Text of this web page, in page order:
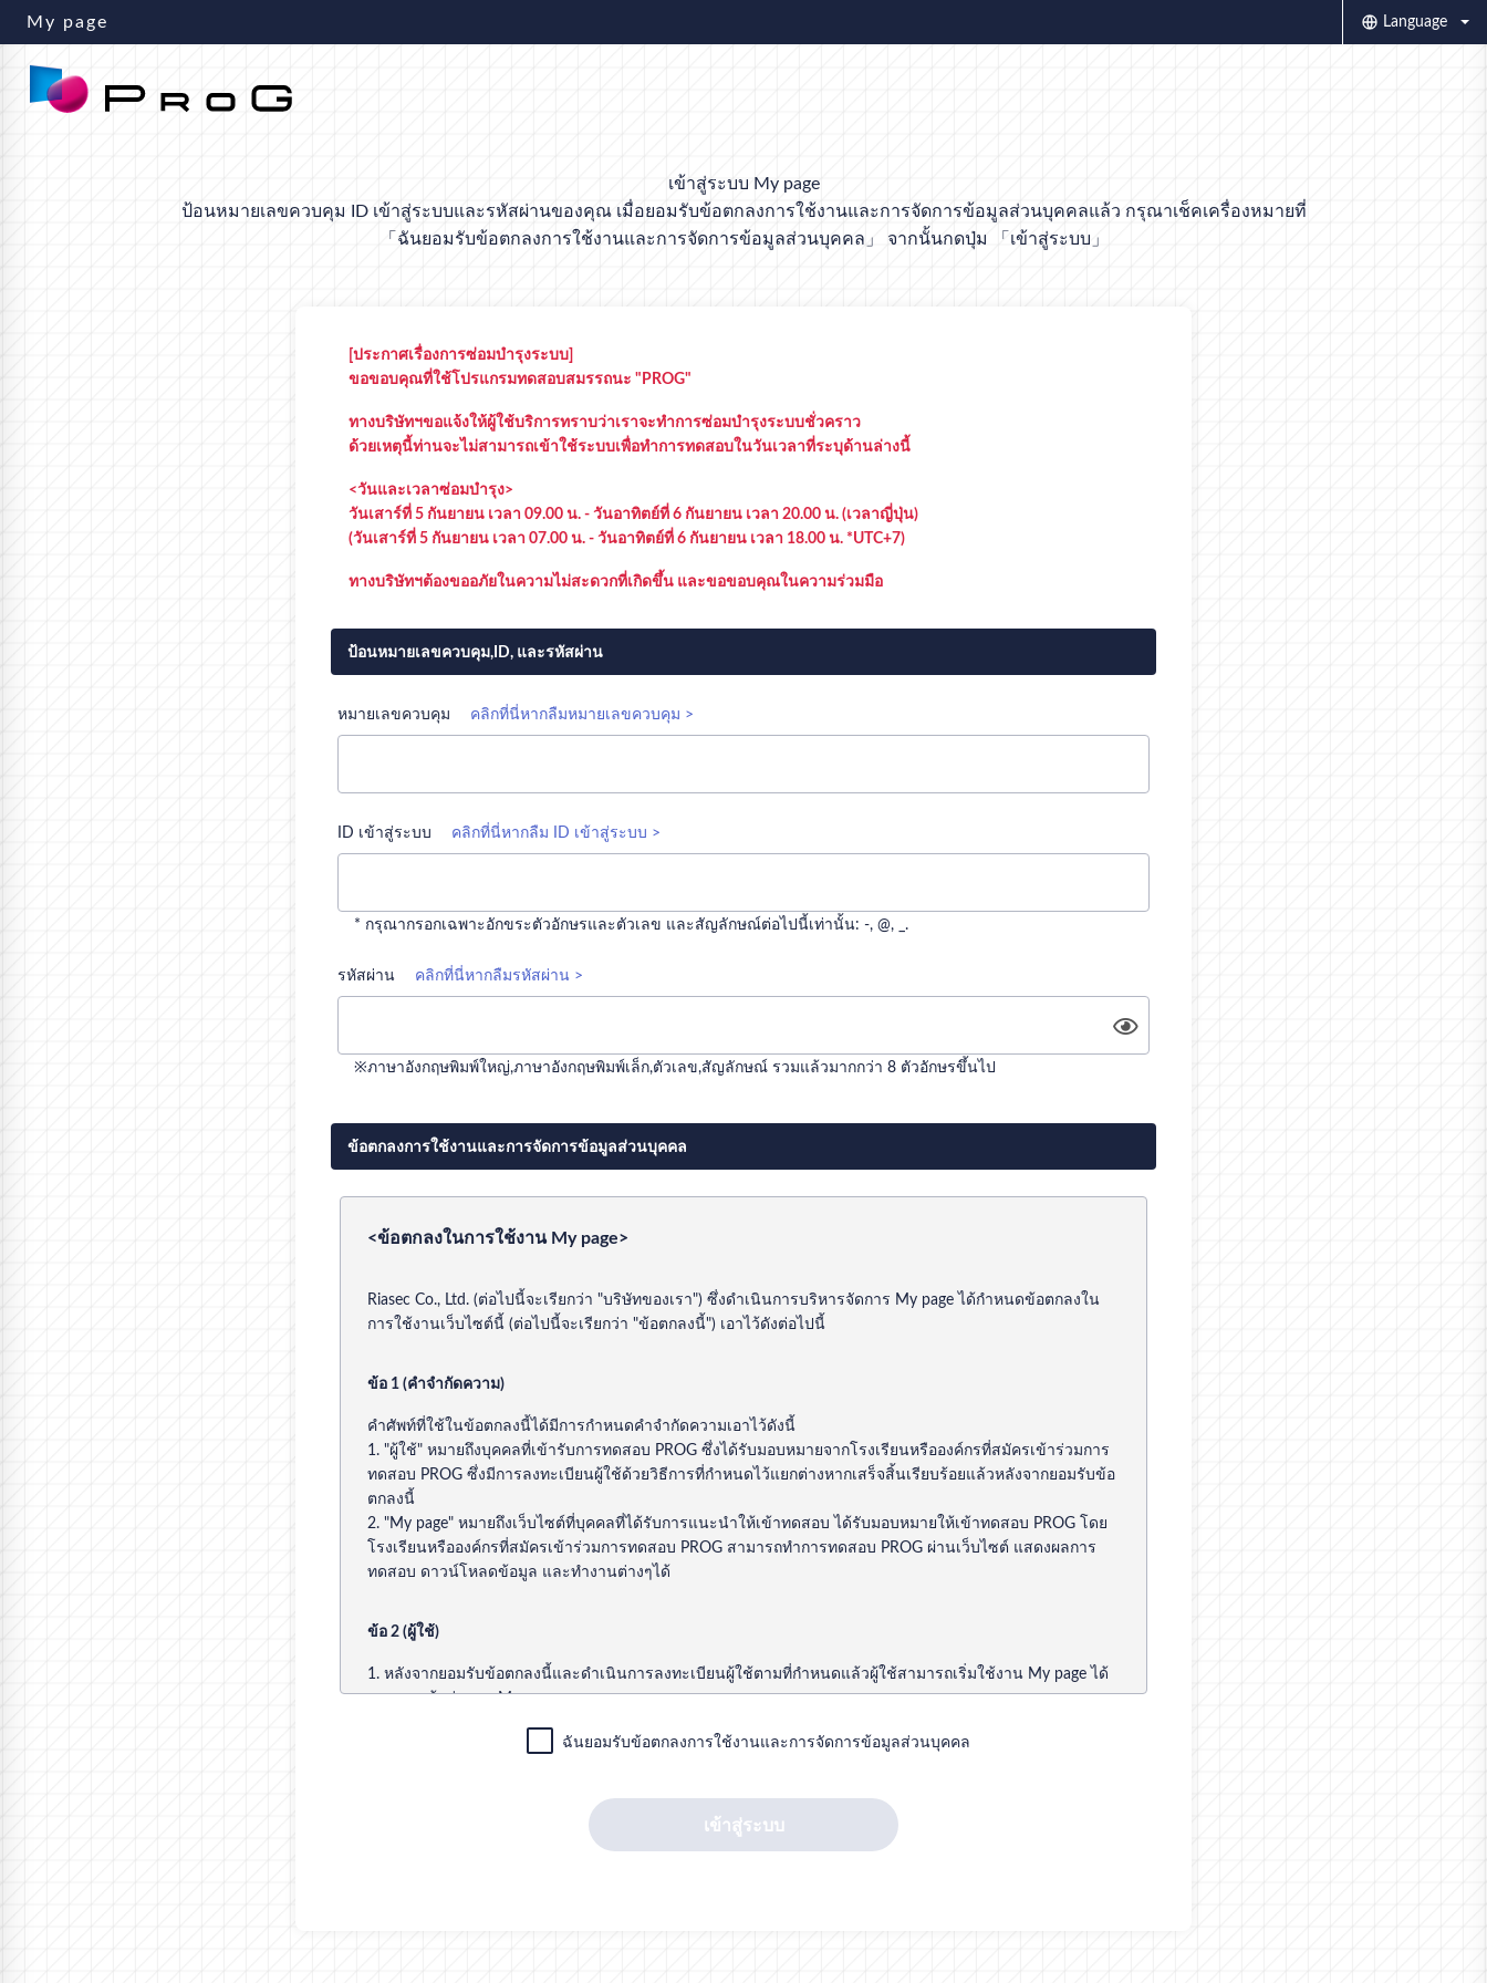
My page Language
เข้าสู่ระบบ My page
ป้อนหมายเลขควบคุม ID เข้าสู่ระบบและรหัสผ่านของคุณ เมื่อยอมรับข้อตกลงการใช้งานและการจัดการข้อมูลส่วนบุคคลแล้ว กรุณาเช็คเครื่องหมายที่
「ฉันยอมรับข้อตกลงการใช้งานและการจัดการข้อมูลส่วนบุคคล」 จากนั้นกดปุ่ม 「เข้าสู่ระบบ」
[ประกาศเรื่องการซ่อมบำรุงระบบ]
ขอขอบคุณที่ใช้โปรแกรมทดสอบสมรรถนะ "PROG"
ทางบริษัทฯขอแจ้งให้ผู้ใช้บริการทราบว่าเราจะทำการซ่อมบำรุงระบบชั่วคราว
ด้วยเหตุนี้ท่านจะไม่สามารถเข้าใช้ระบบเพื่อทำการทดสอบในวันเวลาที่ระบุด้านล่างนี้
<วันและเวลาซ่อมบำรุง>
วันเสาร์ที่ 5 กันยายน เวลา 09.00 น. - วันอาทิตย์ที่ 6 กันยายน เวลา 20.00 น. (เวลาญี่ปุ่น)
(วันเสาร์ที่ 5 กันยายน เวลา 07.00 น. - วันอาทิตย์ที่ 6 กันยายน เวลา 18.00 น. *UTC+7)
ทางบริษัทฯต้องขออภัยในความไม่สะดวกที่เกิดขึ้น และขอขอบคุณในความร่วมมือ
ป้อนหมายเลขควบคุม,ID, และรหัสผ่าน
หมายเลขควบคุม คลิกที่นี่หากลืมหมายเลขควบคุม >
ID เข้าสู่ระบบ คลิกที่นี่หากลืม ID เข้าสู่ระบบ >
* กรุณากรอกเฉพาะอักขระตัวอักษรและตัวเลข และสัญลักษณ์ต่อไปนี้เท่านั้น: -, @, _.
รหัสผ่าน คลิกที่นี่หากลืมรหัสผ่าน >
※ภาษาอังกฤษพิมพ์ใหญ่,ภาษาอังกฤษพิมพ์เล็ก,ตัวเลข,สัญลักษณ์ รวมแล้วมากกว่า 8 ตัวอักษรขึ้นไป
ข้อตกลงการใช้งานและการจัดการข้อมูลส่วนบุคคล
<ข้อตกลงในการใช้งาน My page>
Riasec Co., Ltd. (ต่อไปนี้จะเรียกว่า "บริษัทของเรา") ซึ่งดำเนินการบริหารจัดการ My page ได้กำหนดข้อตกลงใน
การใช้งานเว็บไซต์นี้ (ต่อไปนี้จะเรียกว่า "ข้อตกลงนี้") เอาไว้ดังต่อไปนี้
ข้อ 1 (คำจำกัดความ)
คำศัพท์ที่ใช้ในข้อตกลงนี้ได้มีการกำหนดคำจำกัดความเอาไว้ดังนี้
1. "ผู้ใช้" หมายถึงบุคคลที่เข้ารับการทดสอบ PROG ซึ่งได้รับมอบหมายจากโรงเรียนหรือองค์กรที่สมัครเข้าร่วมการ
ทดสอบ PROG ซึ่งมีการลงทะเบียนผู้ใช้ด้วยวิธีการที่กำหนดไว้แยกต่างหากเสร็จสิ้นเรียบร้อยแล้วหลังจากยอมรับข้อ
ตกลงนี้
2. "My page" หมายถึงเว็บไซต์ที่บุคคลที่ได้รับการแนะนำให้เข้าทดสอบ ได้รับมอบหมายให้เข้าทดสอบ PROG โดย
โรงเรียนหรือองค์กรที่สมัครเข้าร่วมการทดสอบ PROG สามารถทำการทดสอบ PROG ผ่านเว็บไซต์ แสดงผลการ
ทดสอบ ดาวน์โหลดข้อมูล และทำงานต่างๆได้
ข้อ 2 (ผู้ใช้)
1. หลังจากยอมรับข้อตกลงนี้และดำเนินการลงทะเบียนผู้ใช้ตามที่กำหนดแล้วผู้ใช้สามารถเริ่มใช้งาน My page ได้
จากการเข้าสู่ระบบ My page
ข้อ 3 (การจัดการหมายเลขควบคุม ID เข้าสู่ระบบ รหัสผ่าน และที่อยู่อีเมล)
ฉันยอมรับข้อตกลงการใช้งานและการจัดการข้อมูลส่วนบุคคล
เข้าสู่ระบบ